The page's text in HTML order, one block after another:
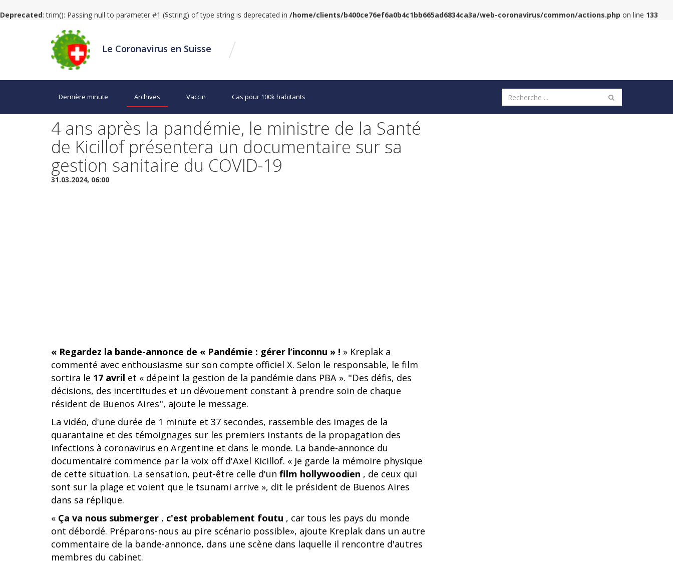
Deprecated: trim(): Passing null to parameter #1 ($string) of type string is deprecated in /home/clients/b400ce76ef6a0b4c1bb665ad6834ca3a/web-coronavirus/common/actions.php on line 133
Le Coronavirus en Suisse /
Dernière minute Archives Vaccin Cas pour 100k habitants
4 ans après la pandémie, le ministre de la Santé
de Kicillof présentera un documentaire sur sa
gestion sanitaire du COVID-19
31.03.2024, 06:00
« Regardez la bande-annonce de « Pandémie : gérer l’inconnu » ! » Kreplak a
commenté avec enthousiasme sur son compte officiel X. Selon le responsable, le film
sortira le 17 avril et « dépeint la gestion de la pandémie dans PBA ». "Des défis, des
décisions, des incertitudes et un dévouement constant à prendre soin de chaque
résident de Buenos Aires", ajoute le message.
La vidéo, d'une durée de 1 minute et 37 secondes, rassemble des images de la
quarantaine et des témoignages sur les premiers instants de la propagation des
infections à coronavirus en Argentine et dans le monde. La bande-annonce du
documentaire commence par la voix off d'Axel Kicillof. « Je garde la mémoire physique
de cette situation. La sensation, peut-être celle d'un film hollywoodien , de ceux qui
sont sur la plage et voient que le tsunami arrive », dit le président de Buenos Aires
dans sa réplique.
« Ça va nous submerger , c'est probablement foutu , car tous les pays du monde
ont débordé. Préparons-nous au pire scénario possible», ajoute Kreplak dans un autre
commentaire de la bande-annonce, dans une scène dans laquelle il rencontre d'autres
membres du cabinet.